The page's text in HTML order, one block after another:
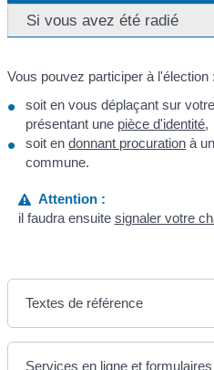
Si vous avez été radié
Vous pouvez participer à l'élection :
soit en vous déplaçant sur
présentant une pièce d'identité,
soit endonnant procuration à
commune.
Attention :
il faudra ensuite signaler votre
Textes de référence
Services en ligne et formulaires